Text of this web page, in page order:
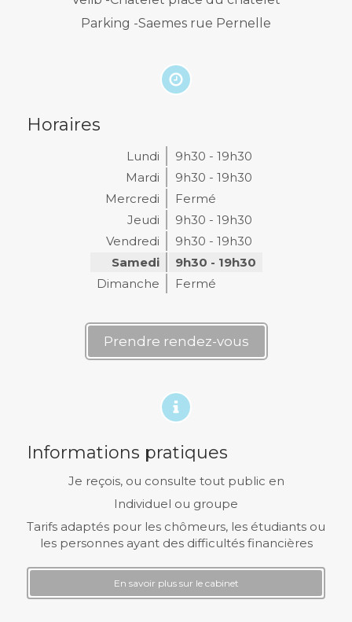
Parking -Saemes rue Pernelle
Horaires
Lundi
9h30 - 19h30
Mardi
9h30 - 19h30
Mercredi
Fermé
Jeudi
9h30 - 19h30
Vendredi
9h30 - 19h30
Samedi
9h30 - 19h30
Dimanche
Fermé
Prendre rendez-vous
Informations pratiques
Je reçois, ou consulte tout public en
Individuel ou groupe
Tarifs adaptés pour les chômeurs, les étudiants ou
les personnes ayant des difficultés financières
En savoir plus sur le cabinet